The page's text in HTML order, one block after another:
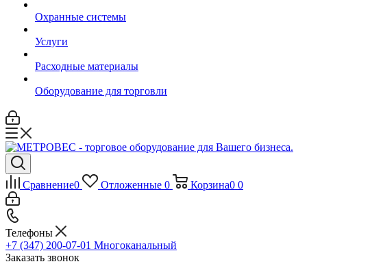
Охранные системы
Услуги
Расходные материалы
Оборудование для торговли
Сравнение0 Отложенные 0 Корзина0 0
Телефоны
+7 (347) 200-07-01 Многоканальный
Заказать звонок